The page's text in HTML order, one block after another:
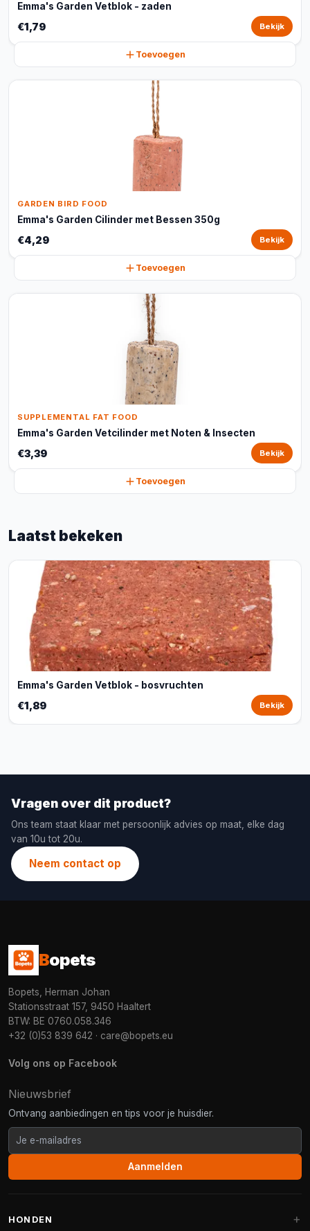
Emma's Garden Vetblok - zaden
€1,79 Bekijk
Toevoegen
GARDEN BIRD FOOD
Emma's Garden Cilinder met Bessen 350g
€4,29 Bekijk
Toevoegen
SUPPLEMENTAL FAT FOOD
Emma's Garden Vetcilinder met Noten & Insecten
€3,39 Bekijk
Toevoegen
Laatst bekeken
Emma's Garden Vetblok - bosvruchten
€1,89 Bekijk
Vragen over dit product?
Ons team staat klaar met persoonlijk advies op maat, elke dag
van 10u tot 20u.
Neem contact op
Bopets
Bopets, Herman Johan
Stationsstraat 157, 9450 Haaltert
BTW: BE 0760.058.346
+32 (0)53 839 642 · care@bopets.eu
Volg ons op Facebook
Nieuwsbrief
Ontvang aanbiedingen en tips voor je huisdier.
Aanmelden
HONDEN